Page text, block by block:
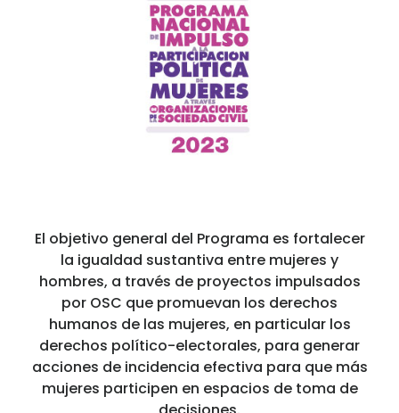
El objetivo general del Programa es fortalecer
la igualdad sustantiva entre mujeres y
hombres, a través de proyectos impulsados
por OSC que promuevan los derechos
humanos de las mujeres, en particular los
derechos político-electorales, para generar
acciones de incidencia efectiva para que más
mujeres participen en espacios de toma de